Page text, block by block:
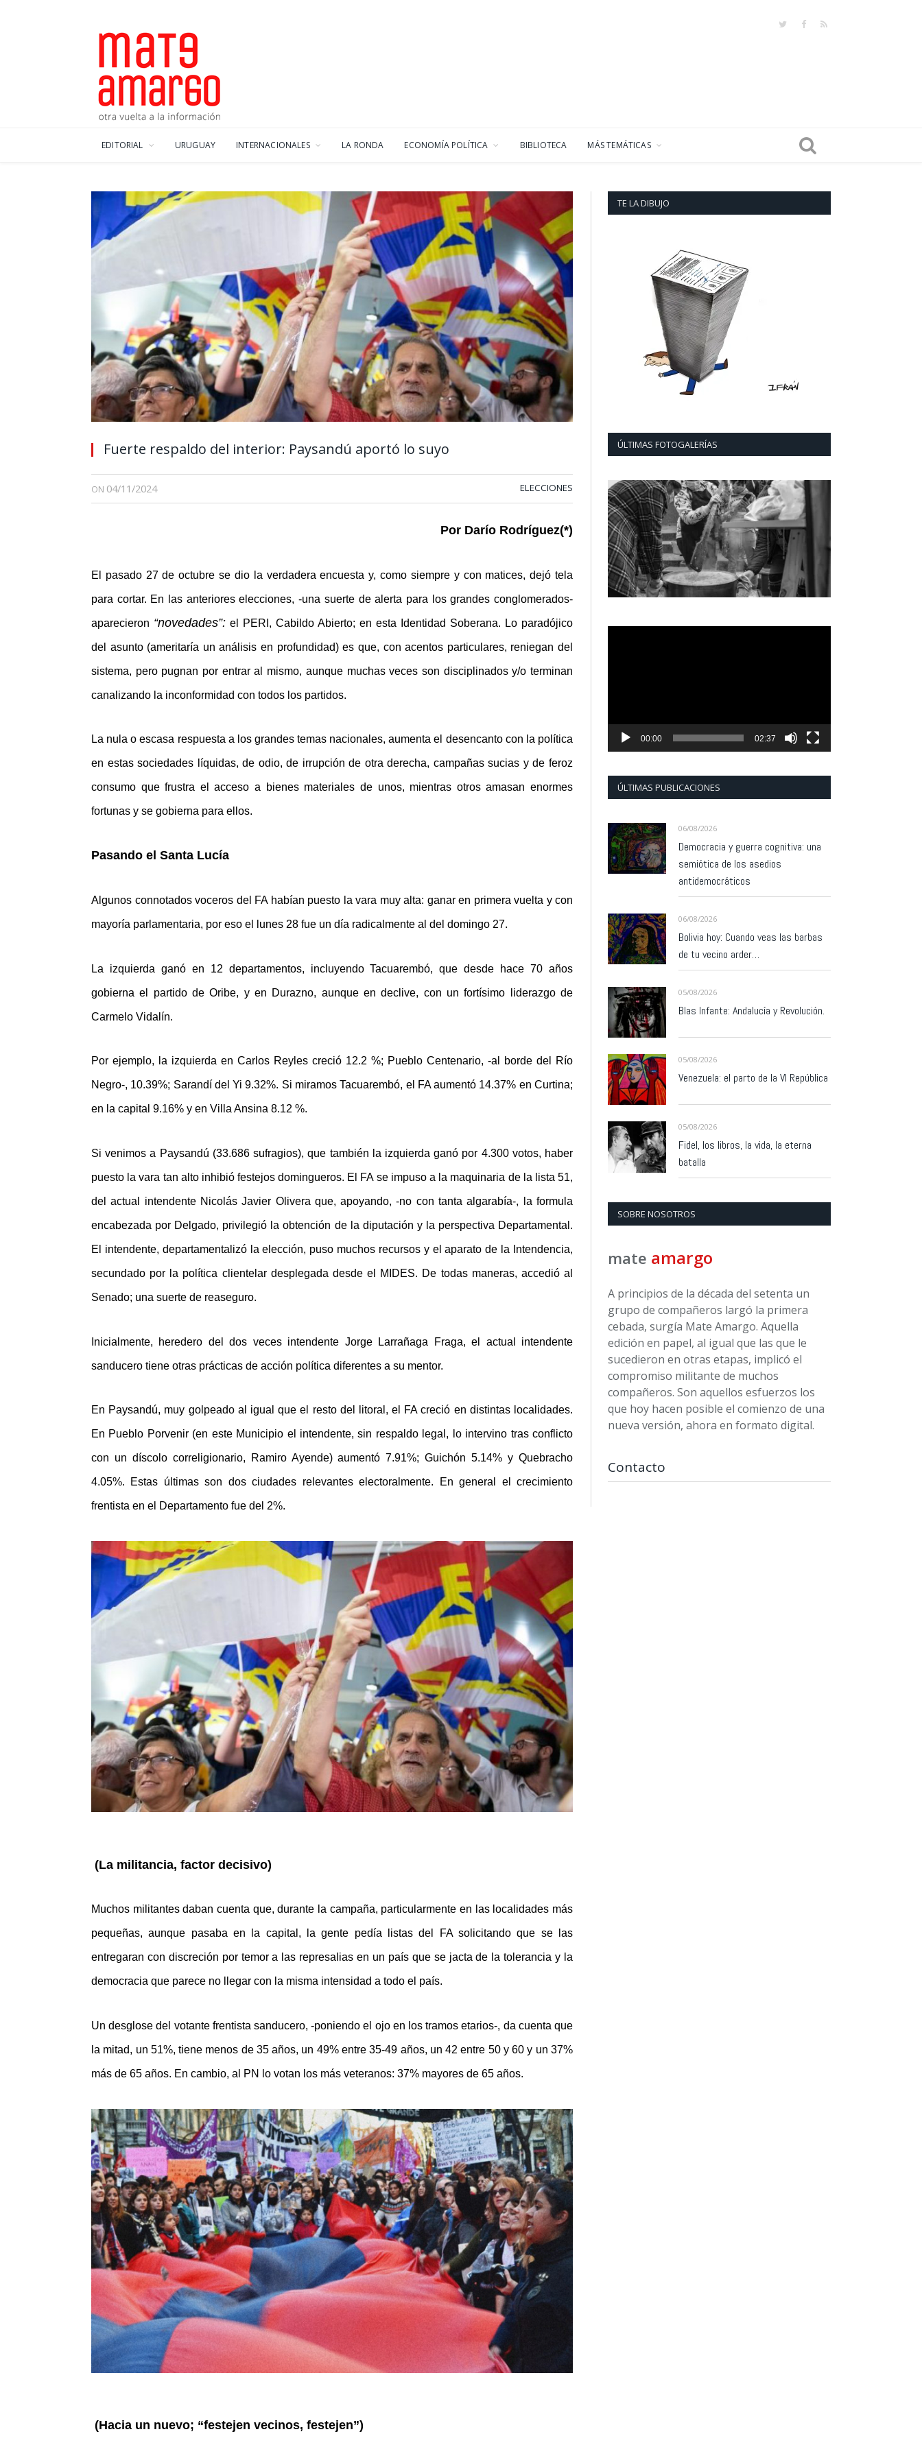
TwitterFacebook
RSS
EDITORIAL URUGUAY INTERNACIONALES LA RONDA ECONOMÍA POLÍTICA BIBLIOTECA MÁS TEMÁTICAS
Fuerte respaldo del interior: Paysandú aportó lo suyo
ON 04/11/2024 ELECCIONES
Por Darío Rodríguez(*)
El pasado 27 de octubre se dio la verdadera encuesta y, como siempre y con matices, dejó tela
para cortar. En las anteriores elecciones, -una suerte de alerta para los grandes conglomerados-
aparecieron “novedades”: el PERI, Cabildo Abierto; en esta Identidad Soberana. Lo paradójico
del asunto (ameritaría un análisis en profundidad) es que, con acentos particulares, reniegan del
sistema, pero pugnan por entrar al mismo, aunque muchas veces son disciplinados y/o terminan
canalizando la inconformidad con todos los partidos.
La nula o escasa respuesta a los grandes temas nacionales, aumenta el desencanto con la política
en estas sociedades líquidas, de odio, de irrupción de otra derecha, campañas sucias y de feroz
consumo que frustra el acceso a bienes materiales de unos, mientras otros amasan enormes
fortunas y se gobierna para ellos.
Pasando el Santa Lucía
Algunos connotados voceros del FA habían puesto la vara muy alta: ganar en primera vuelta y con
mayoría parlamentaria, por eso el lunes 28 fue un día radicalmente al del domingo 27.
La izquierda ganó en 12 departamentos, incluyendo Tacuarembó, que desde hace 70 años
gobierna el partido de Oribe, y en Durazno, aunque en declive, con un fortísimo liderazgo de
Carmelo Vidalín.
Por ejemplo, la izquierda en Carlos Reyles creció 12.2 %; Pueblo Centenario, -al borde del Río
Negro-, 10.39%; Sarandí del Yi 9.32%. Si miramos Tacuarembó, el FA aumentó 14.37% en Curtina;
en la capital 9.16% y en Villa Ansina 8.12 %.
Si venimos a Paysandú (33.686 sufragios), que también la izquierda ganó por 4.300 votos, haber
puesto la vara tan alto inhibió festejos domingueros. El FA se impuso a la maquinaria de la lista 51,
del actual intendente Nicolás Javier Olivera que, apoyando, -no con tanta algarabía-, la formula
encabezada por Delgado, privilegió la obtención de la diputación y la perspectiva Departamental.
El intendente, departamentalizó la elección, puso muchos recursos y el aparato de la Intendencia,
secundado por la política clientelar desplegada desde el MIDES. De todas maneras, accedió al
Senado; una suerte de reaseguro.
Inicialmente, heredero del dos veces intendente Jorge Larrañaga Fraga, el actual intendente
sanducero tiene otras prácticas de acción política diferentes a su mentor.
En Paysandú, muy golpeado al igual que el resto del litoral, el FA creció en distintas localidades.
En Pueblo Porvenir (en este Municipio el intendente, sin respaldo legal, lo intervino tras conflicto
con un díscolo correligionario, Ramiro Ayende) aumentó 7.91%; Guichón 5.14% y Quebracho
4.05%. Estas últimas son dos ciudades relevantes electoralmente. En general el crecimiento
frentista en el Departamento fue del 2%.
(La militancia, factor decisivo)
Muchos militantes daban cuenta que, durante la campaña, particularmente en las localidades más
pequeñas, aunque pasaba en la capital, la gente pedía listas del FA solicitando que se las
entregaran con discreción por temor a las represalias en un país que se jacta de la tolerancia y la
democracia que parece no llegar con la misma intensidad a todo el país.
Un desglose del votante frentista sanducero, -poniendo el ojo en los tramos etarios-, da cuenta que
la mitad, un 51%, tiene menos de 35 años, un 49% entre 35-49 años, un 42 entre 50 y 60 y un 37%
más de 65 años. En cambio, al PN lo votan los más veteranos: 37% mayores de 65 años.
(Hacia un nuevo; “festejen vecinos, festejen”)
TE LA DIBUJO
ÚLTIMAS FOTOGALERÍAS
00:00 02:37
ÚLTIMAS PUBLICACIONES
06/08/2026
Democracia y guerra cognitiva: una
semiótica de los asedios
antidemocráticos
06/08/2026
Bolivia hoy: Cuando veas las barbas
de tu vecino arder…
05/08/2026
Blas Infante: Andalucía y Revolución.
05/08/2026
Venezuela: el parto de la VI República
05/08/2026
Fidel, los libros, la vida, la eterna
batalla
SOBRE NOSOTROS
mate amargo
A principios de la década del setenta un
grupo de compañeros largó la primera
cebada, surgía Mate Amargo. Aquella
edición en papel, al igual que las que le
sucedieron en otras etapas, implicó el
compromiso militante de muchos
compañeros. Son aquellos esfuerzos los
que hoy hacen posible el comienzo de una
nueva versión, ahora en formato digital.
Contacto